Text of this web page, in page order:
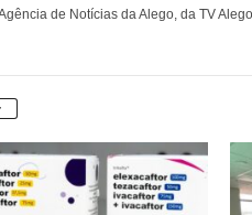
de Notícias da Alego, da TV